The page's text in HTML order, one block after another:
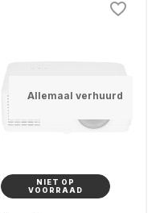
Allemaal verhuurd
NIET OP
VOORRAAD